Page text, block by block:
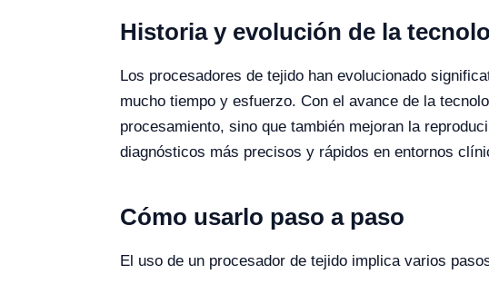
Historia y evolución de la
Los procesadores de tejido han evolucionado
mucho tiempo y esfuerzo. Con el avance de la
procesamiento, sino que también mejoran la
diagnósticos más precisos y rápidos en entornos
Cómo usarlo paso a paso
El uso de un procesador de tejido implica varios